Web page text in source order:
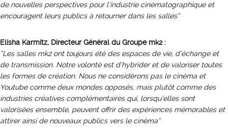
de nouvelles perspectives pour l’industrie cinématographique et
encouragent leurs publics à retourner dans les salles”
Elisha Karmitz, Directeur Général du Groupe mk2 :
“Les salles mk2 ont toujours été des espaces de vie, d’échange et
de transmission. Notre volonté est d’hybrider et de valoriser toutes
les formes de création. Nous ne considérons pas le cinéma et
Youtube comme deux mondes opposés, mais plutôt comme des
industries créatives complémentaires qui, lorsqu’elles sont
valorisées ensemble, peuvent offrir des expériences mémorables et
attirer ainsi de nouveaux publics vers le cinéma”